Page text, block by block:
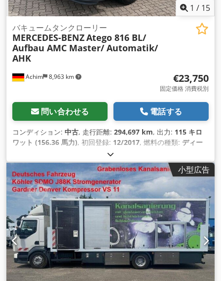
1 / 15
Achim 8,963 km
バキュームタンクローリー
MERCEDES-BENZAtego 816 BL/
Aufbau AMC Master/ Automatik/
AHK
€23,750
固定価格 消費税別
問い合わせる 電話する
コンディション: 中古, 走行距離: 294,697 km, 出力: 115 キロ
ワット (156.36 馬力), 初回登録: 12/2017, 燃料の種類: ディー
7,490 kg（キログラム）
オートマチック, 排出クラス:ユーロ6, 座席数:2, 製造年:2017,
装備:ABS（アンチロック・ブレーキ・システム）, 電子安定制
御プログラム (ESP),
小型広告